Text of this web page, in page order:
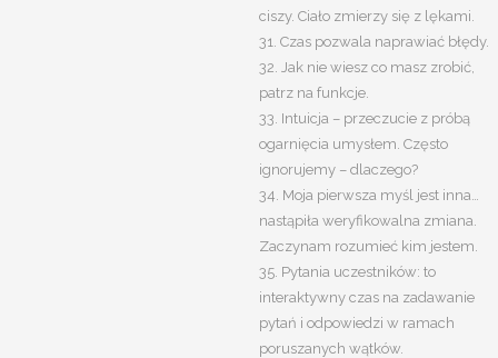
ciszy. Ciało zmierzy się z lękami.
31. Czas pozwala naprawiać błędy.
32. Jak nie wiesz co masz zrobić,
patrz na funkcje.
33. Intuicja – przeczucie z próbą
ogarnięcia umysłem. Często
ignorujemy – dlaczego?
34. Moja pierwsza myśl jest inna…
nastąpiła weryfikowalna zmiana.
Zaczynam rozumieć kim jestem.
35. Pytania uczestników: to
interaktywny czas na zadawanie
pytań i odpowiedzi w ramach
poruszanych wątków.